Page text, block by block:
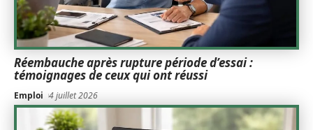
Réembauche après rupture période d’essai :
témoignages de ceux qui ont réussi
Emploi 4 juillet 2026